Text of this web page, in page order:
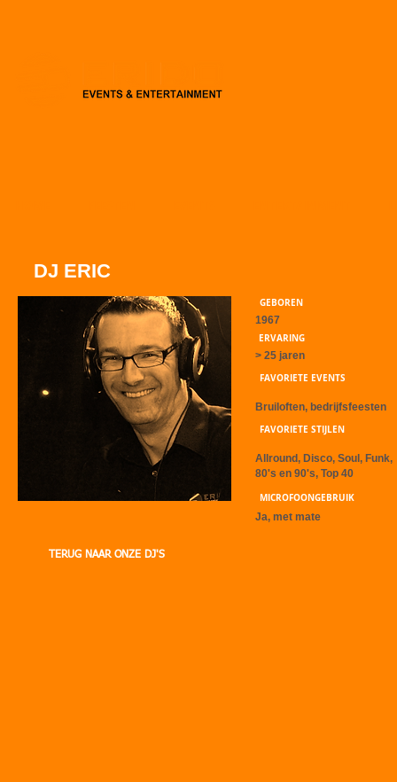
GEBOREN
1967
ERVARING
> 25 jaren
FAVORIETE EVENTS
Bruiloften, bedrijfsfeesten
FAVORIETE STIJLEN
Allround, Disco, Soul, Funk,
80's en 90's, Top 40
MICROFOONGEBRUIK
Ja, met mate
TERUG NAAR ONZE DJ'S
DJ ERIC